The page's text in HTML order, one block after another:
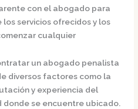
con el abogado para
servicios ofrecidos y los
cualquier
un abogado penalista
diversos factores como la
y experiencia del
donde se encuentre ubicado.